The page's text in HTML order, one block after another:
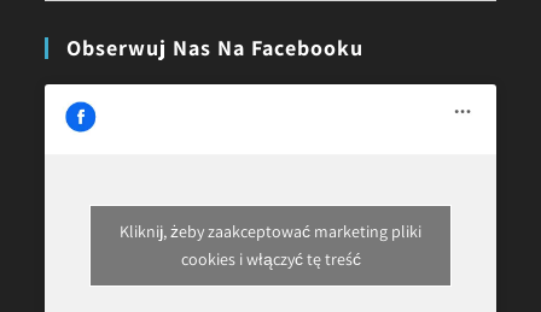
Obserwuj Nas Na Facebooku
Kliknij, żeby zaakceptować marketing pliki
cookies i włączyć tę treść